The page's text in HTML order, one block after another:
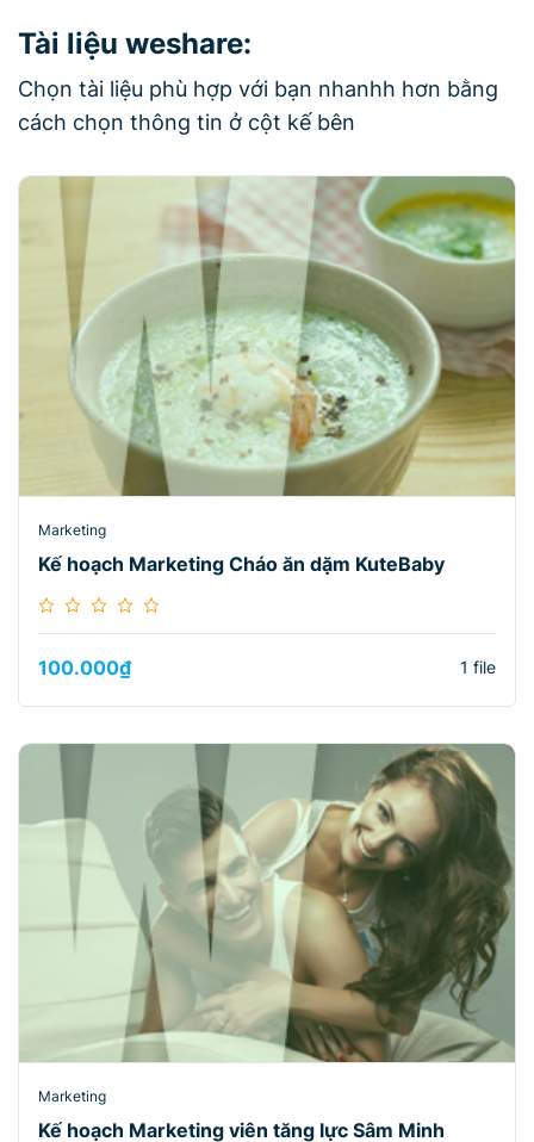
Tài liệu weshare:
Chọn tài liệu phù hợp với bạn nhanhh hơn bằng
cách chọn thông tin ở cột kế bên
Marketing
Kế hoạch Marketing Cháo ăn dặm KuteBaby
100.000₫ 1 file
Marketing
Kế hoạch Marketing viên tăng lực Sâm Minh